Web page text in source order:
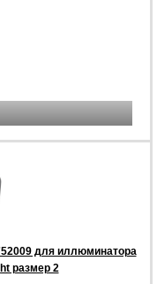
для иллюминатора
размер 2